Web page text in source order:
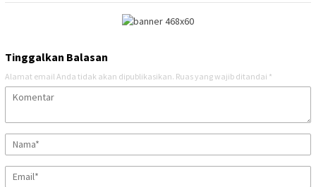
Tinggalkan Balasan
Alamat email Anda tidak akan dipublikasikan. Ruas yang wajib ditandai *